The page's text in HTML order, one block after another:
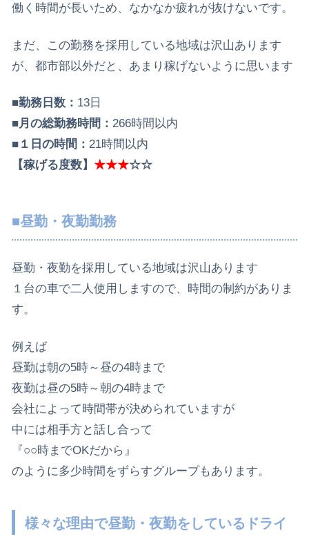
働く時間が長いため、なかなか疲れが抜けないです。
まだ、この勤務を採用している地域は沢山あります
が、都市部以外だと、あまり稼げないように思います
■勤務日数： 13日
■月の総勤務時間： 266時間以内
■１日の時間： 21時間以内
【稼げる度数】 ★★★☆☆
■昼勤・夜勤勤務
昼勤・夜勤を採用している地域は沢山あります
１台の車で二人使用しますので、時間の制約がありま
す。
例えば
昼勤は朝の5時～昼の4時まで
夜勤は昼の5時～朝の4時まで
会社によって時間帯が決められていますが
中には相手方と話し合って
『○○時までOKだから』
のように多少時間をずらすグループもあります。
様々な理由で昼勤・夜勤をしているドライ